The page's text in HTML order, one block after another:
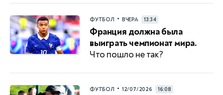
ФУТБОЛ • ВЧЕРА 13:34
Франция должна была
выиграть чемпионат мира.
Что пошло не так?
ФУТБОЛ • 12/07/2026 16:08